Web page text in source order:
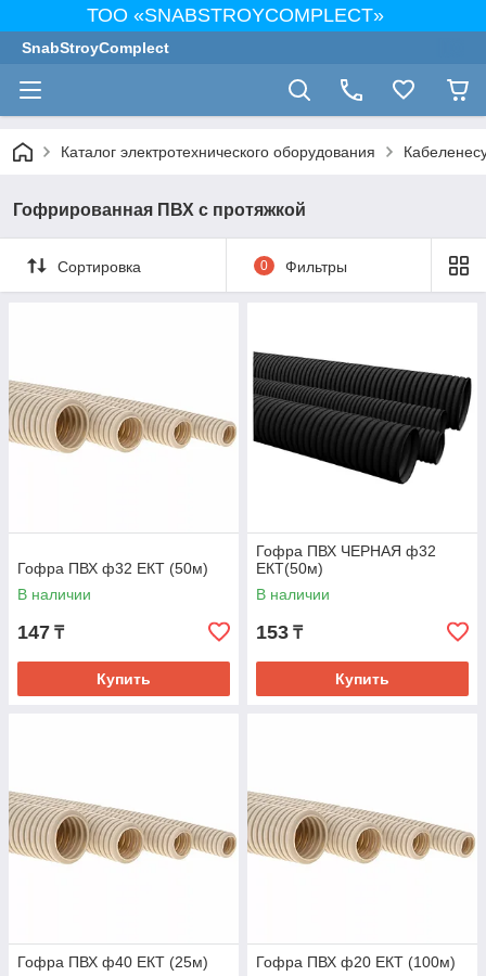
ТОО «SNABSTROYCOMPLECT»
SnabStroyComplect
Каталог электротехнического оборудования
Гофрированная ПВХ с протяжкой
Сортировка 0 Фильтры
Гофра ПВХ ф32 ЕКТ (50м)
В наличии
147 ₸
Купить
Гофра ПВХ ЧЕРНАЯ ф32
ЕКТ(50м)
В наличии
153 ₸
Купить
Гофра ПВХ ф40 ЕКТ (25м)
Гофра ПВХ ф20 ЕКТ (100м)